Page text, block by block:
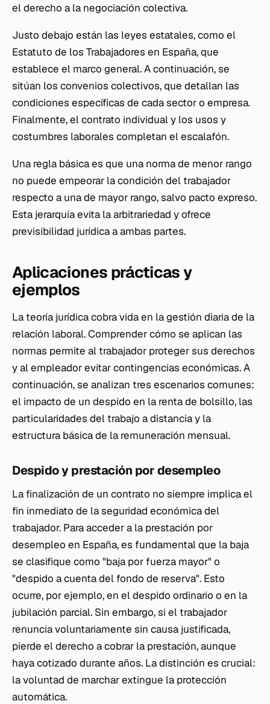
el derecho a la negociación colectiva.
Justo debajo están las leyes estatales, como el
Estatuto de los Trabajadores en España, que
establece el marco general. A continuación, se
sitúan los convenios colectivos, que detallan las
condiciones específicas de cada sector o empresa.
Finalmente, el contrato individual y los usos y
costumbres laborales completan el escalafón.
Una regla básica es que una norma de menor rango
no puede empeorar la condición del trabajador
respecto a una de mayor rango, salvo pacto expreso.
Esta jerarquía evita la arbitrariedad y ofrece
previsibilidad jurídica a ambas partes.
Aplicaciones prácticas y
ejemplos
La teoría jurídica cobra vida en la gestión diaria de la
relación laboral. Comprender cómo se aplican las
normas permite al trabajador proteger sus derechos
y al empleador evitar contingencias económicas. A
continuación, se analizan tres escenarios comunes:
el impacto de un despido en la renta de bolsillo, las
particularidades del trabajo a distancia y la
estructura básica de la remuneración mensual.
Despido y prestación por desempleo
La finalización de un contrato no siempre implica el
fin inmediato de la seguridad económica del
trabajador. Para acceder a la prestación por
desempleo en España, es fundamental que la baja
se clasifique como "baja por fuerza mayor" o
"despido a cuenta del fondo de reserva". Esto
ocurre, por ejemplo, en el despido ordinario o en la
jubilación parcial. Sin embargo, si el trabajador
renuncia voluntariamente sin causa justificada,
pierde el derecho a cobrar la prestación, aunque
haya cotizado durante años. La distinción es crucial:
la voluntad de marchar extingue la protección
automática.